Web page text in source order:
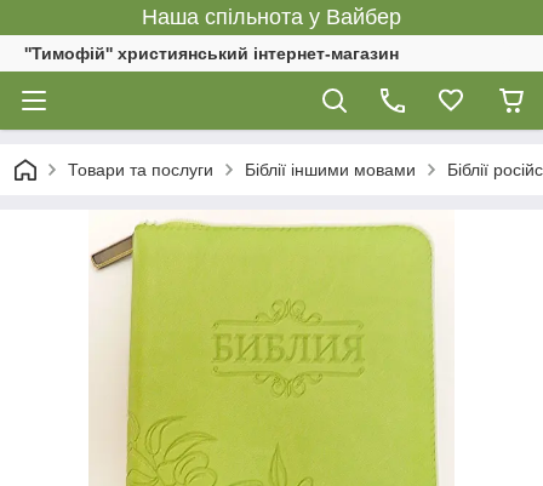
Наша спільнота у Вайбер
''Тимофій'' християнський інтернет-магазин
Товари та послуги Біблії іншими мовами Біблії